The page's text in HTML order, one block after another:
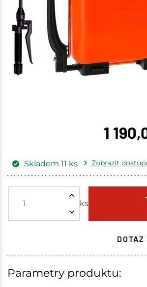
1
ks
Skladem 11 ks
Zobrazit
Skladem - ihned k odeslání
Choceň
DOTAZ
Parametry produktu: